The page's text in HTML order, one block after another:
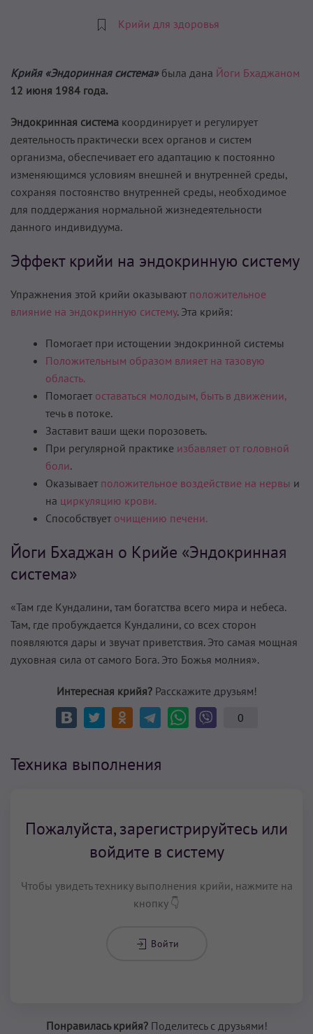
Крийи для здоровья
Крийя «Эндоринная система» была дана Йоги Бхаджаном
12 июня 1984 года.
Эндокринная система координирует и регулирует
деятельность практически всех органов и систем
организма, обеспечивает его адаптацию к постоянно
изменяющимся условиям внешней и внутренней среды,
сохраняя постоянство внутренней среды, необходимое
для поддержания нормальной жизнедеятельности
данного индивидуума.
Эффект крийи на эндокринную систему
Упражнения этой крийи оказывают положительное
влияние на эндокринную систему. Эта крийя:
Помогает при истощении эндокринной системы
Положительным образом влияет на тазовую
область.
Помогает оставаться молодым, быть в движении,
течь в потоке.
Заставит ваши щеки порозоветь.
При регулярной практике избавляет от головной
боли.
Оказывает положительное воздействие на нервы и
на циркуляцию крови.
Способствует очищению печени.
Йоги Бхаджан о Крийе «Эндокринная
система»
«Там где Кундалини, там богатства всего мира и небеса.
Там, где пробуждается Кундалини, со всех сторон
появляются дары и звучат приветствия. Это самая мощная
духовная сила от самого Бога. Это Божья молния».
Интересная крийя?Расскажите друзьям!
0
Техника выполнения
Пожалуйста, зарегистрируйтесь или
войдите в систему
Чтобы увидеть технику выполнения крийи, нажмите на
кнопку 👇
Войти
Понравилась крийя?Поделитесь с друзьями!